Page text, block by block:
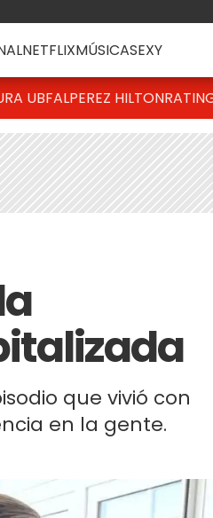
NETFLIXMÚSICASEXY
UBFALPEREZ HILTON
que vivió con
en la gente.